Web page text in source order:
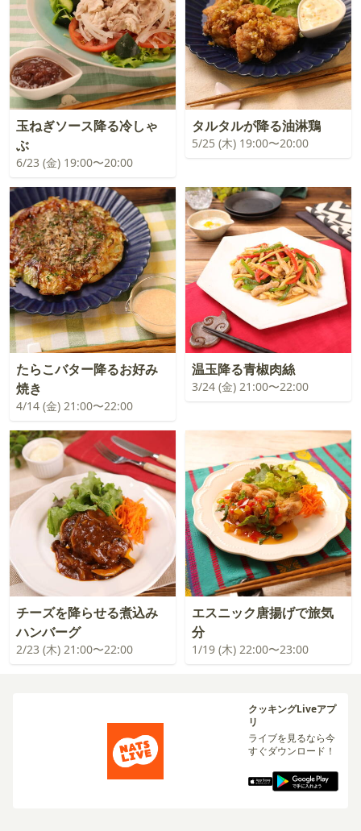
玉ねぎソース降る冷しゃ
ぶ
6/23 (金) 19:00〜20:00
タルタルが降る油淋鶏
5/25 (木) 19:00〜20:00
たらこバター降るお好み
焼き
4/14 (金) 21:00〜22:00
温玉降る青椒肉絲
3/24 (金) 21:00〜22:00
チーズを降らせる煮込み
ハンバーグ
2/23 (木) 21:00〜22:00
エスニック唐揚げで旅気
分
1/19 (木) 22:00〜23:00
クッキングLiveアプ
リ
ライブを見るなら今
すぐダウンロード！